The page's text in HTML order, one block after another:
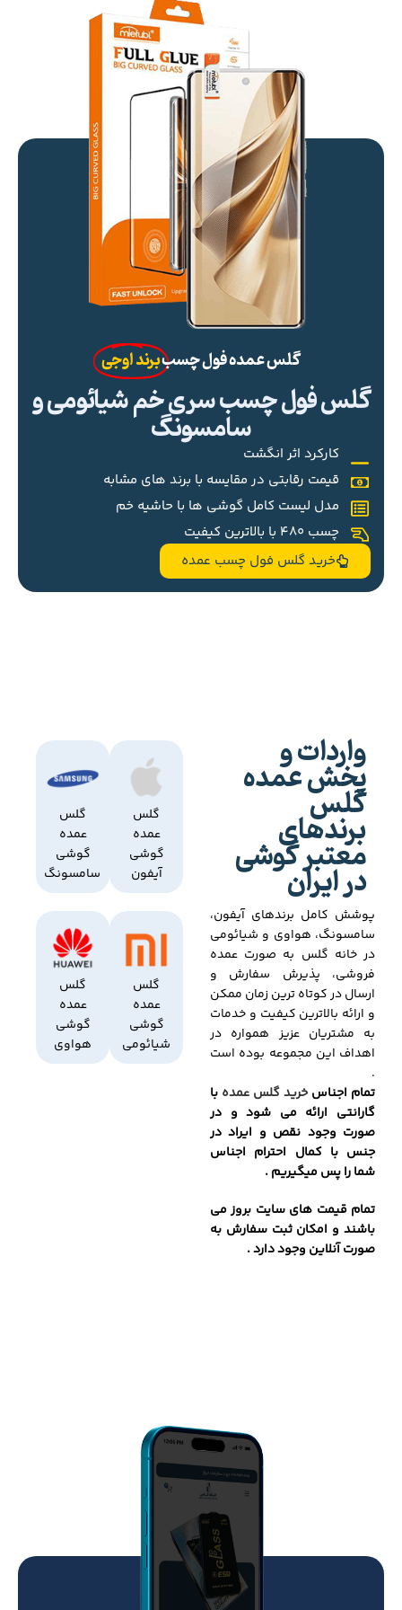
گلس عمده فول چسببرند اوجی
گلس فول چسب سری خم شیائومی و
سامسونگ
کارکرد اثر انگشت
قیمت رقابتی در مقایسه با برند های مشابه
مدل لیست کامل گوشی ها با حاشیه خم
چسب 480 با بالاترین کیفیت
خرید گلس فول چسب عمده
واردات و
پخش عمده
گلس
برندهای
معتبر گوشی
در ایران
پوشش کامل برندهای آیفون،
سامسونگ، هواوی و شیائومی
در خانه گلس به صورت عمده
فروشی، پذیرش سفارش و
ارسال در کوتاه ترین زمان ممکن
و ارائه بالاترین کیفیت و خدمات
به مشتریان عزیز همواره در
اهداف این مجموعه بوده است
.
تمام اجناسخرید گلس عمده با
گارانتی ارائه می شود و در
صورت وجود نقص و ایراد در
جنس با کمال احترام اجناس
شما را پس میگیریم .
تمام قیمت های سایت بروز می
باشند و امکان ثبت سفارش به
صورت آنلاین وجود دارد .
گلس
عمده
گوشی
آیفون
گلس
عمده
گوشی
سامسونگ
گلس
عمده
گوشی
شیائومی
گلس
عمده
گوشی
هواوی